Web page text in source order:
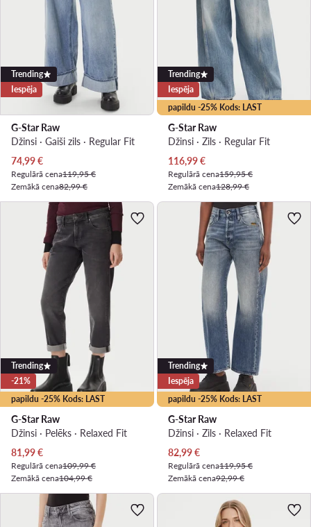
Trending
Iespēja
G-Star Raw
Džinsi · Gaiši zils · Regular Fit
Pašreizējā cena
74,99€
Regulārā cena119,95 €
Zemākā cena82,99 €
papildu -25% Kods: LAST
Trending
Iespēja
G-Star Raw
Džinsi · Zils · Regular Fit
Pašreizējā cena
116,99€
Regulārā cena159,95 €
Zemākā cena128,99 €
papildu -25% Kods: LAST
Trending
-21%
G-Star Raw
Džinsi · Pelēks · Relaxed Fit
Pašreizējā cena
81,99€
Regulārā cena109,99 €
Zemākā cena104,99 €
papildu -25% Kods: LAST
Trending
Iespēja
G-Star Raw
Džinsi · Zils · Relaxed Fit
Pašreizējā cena
82,99€
Regulārā cena119,95 €
Zemākā cena92,99 €